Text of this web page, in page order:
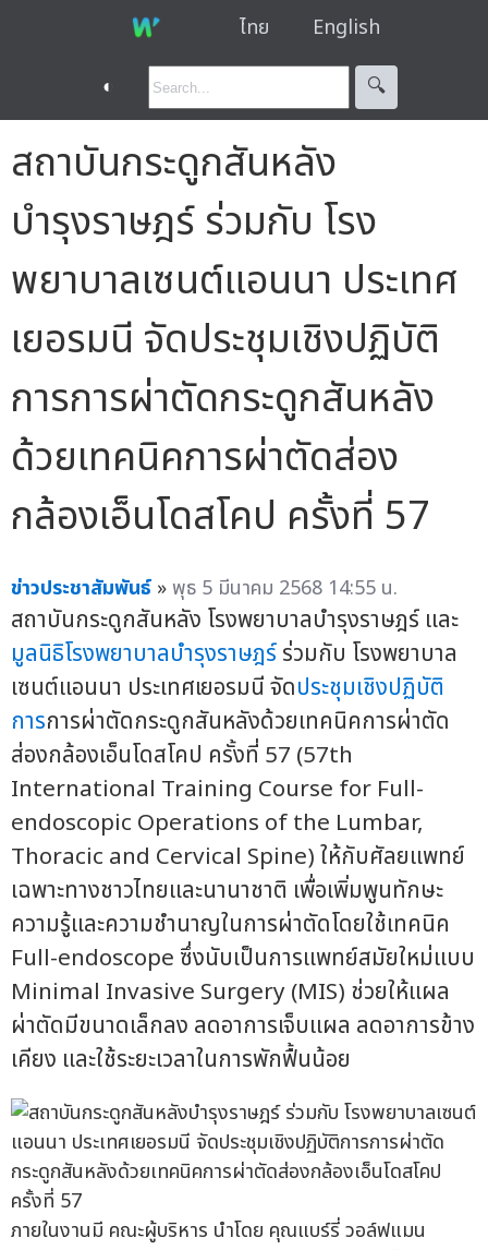
ไทย English
◐ 🔍︎
สถาบันกระดูกสันหลัง
บำรุงราษฎร์ ร่วมกับ โรง
พยาบาลเซนต์แอนนา ประเทศ
เยอรมนี จัดประชุมเชิงปฏิบัติ
การการผ่าตัดกระดูกสันหลัง
ด้วยเทคนิคการผ่าตัดส่อง
กล้องเอ็นโดสโคป ครั้งที่ 57
ข่าวประชาสัมพันธ์ »พุธ 5 มีนาคม 2568 14:55 น.
สถาบันกระดูกสันหลัง โรงพยาบาลบำรุงราษฎร์ และ
มูลนิธิโรงพยาบาลบำรุงราษฎร์ร่วมกับ โรงพยาบาล
เซนต์แอนนา ประเทศเยอรมนี จัดประชุมเชิงปฏิบัติ
การการผ่าตัดกระดูกสันหลังด้วยเทคนิคการผ่าตัด
ส่องกล้องเอ็นโดสโคป ครั้งที่ 57 (57th
International Training Course for Full-
endoscopic Operations of the Lumbar,
Thoracic and Cervical Spine) ให้กับศัลยแพทย์
เฉพาะทางชาวไทยและนานาชาติ เพื่อเพิ่มพูนทักษะ
ความรู้และความชำนาญในการผ่าตัดโดยใช้เทคนิค
Full-endoscope ซึ่งนับเป็นการแพทย์สมัยใหม่แบบ
Minimal Invasive Surgery (MIS) ช่วยให้แผล
ผ่าตัดมีขนาดเล็กลง ลดอาการเจ็บแผล ลดอาการข้าง
เคียง และใช้ระยะเวลาในการพักฟื้นน้อย
ภายในงานมี คณะผู้บริหาร นำโดย คุณแบร์รี่ วอล์ฟแมน